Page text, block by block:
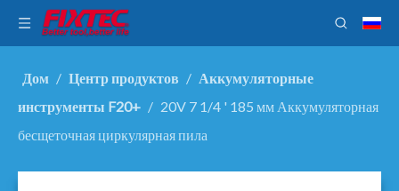
Дом / Центр продуктов / Аккумуляторные
инструменты F20+ / 20V 7 1/4 ' 185 мм Аккумуляторная
бесщеточная циркулярная пила